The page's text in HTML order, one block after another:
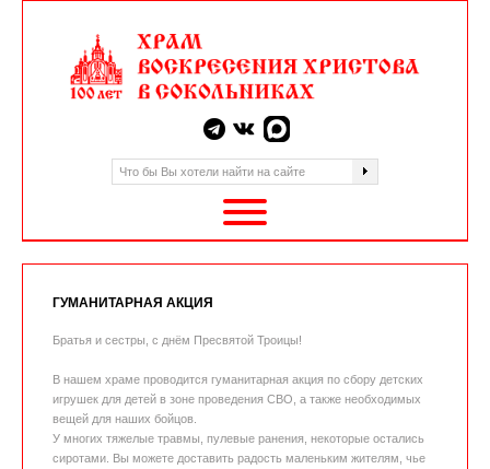
ГУМАНИТАРНАЯ АКЦИЯ
Братья и сестры, с днём Пресвятой Троицы!
В нашем храме проводится гуманитарная акция по сбору детских
игрушек для детей в зоне проведения СВО, а также необходимых
вещей для наших бойцов.
У многих тяжелые травмы, пулевые ранения, некоторые остались
сиротами. Вы можете доставить радость маленьким жителям, чье